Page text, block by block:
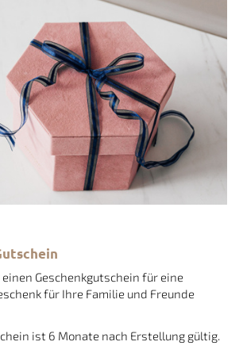
einen Geschenkgutschein für eine
für Ihre Familie und Freunde
ist 6 Monate nach Erstellung gültig.